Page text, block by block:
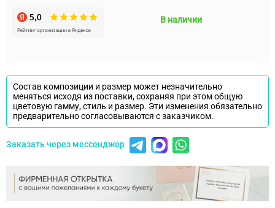
В наличии
Состав композиции и размер может незначительно
меняться исходя из поставки, сохраняя при этом общую
цветовую гамму, стиль и размер. Эти изменения обязательно
предварительно согласовываются с заказчиком.
Заказать через мессенджер